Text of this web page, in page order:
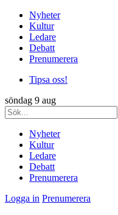
Nyheter
Kultur
Ledare
Debatt
Prenumerera
Tipsa oss!
söndag 9 aug
Nyheter
Kultur
Ledare
Debatt
Prenumerera
Logga in Prenumerera